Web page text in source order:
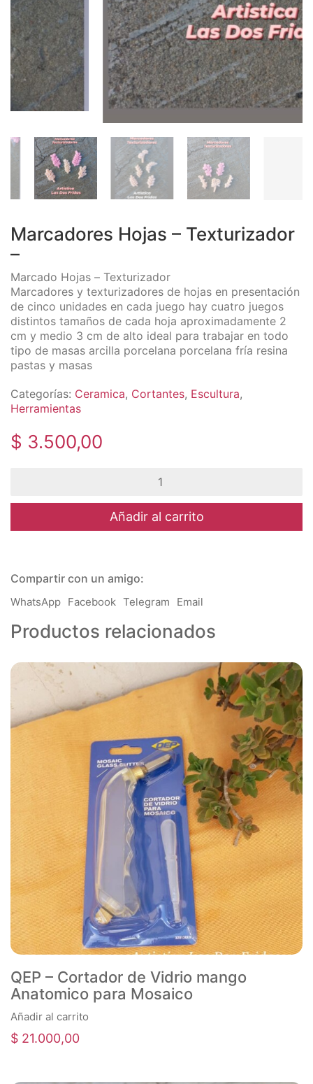
Marcadores Hojas – Texturizador
–
Marcado Hojas – Texturizador
Marcadores y texturizadores de hojas en presentación
de cinco unidades en cada juego hay cuatro juegos
distintos tamaños de cada hoja aproximadamente 2
cm y medio 3 cm de alto ideal para trabajar en todo
tipo de masas arcilla porcelana porcelana fría resina
pastas y masas
Categorías: Ceramica, Cortantes, Escultura,
Herramientas
$ 3.500,00
-
Añadir al carrito
Compartir con un amigo:
WhatsApp Facebook Telegram Email
Productos relacionados
QEP – Cortador de Vidrio mango
Anatomico para Mosaico
Añadir al carrito
$ 21.000,00